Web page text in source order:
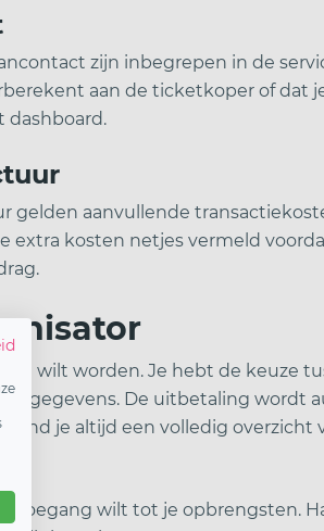
zijn inbegrepen in de
aan de ticketkoper of dat
dashboard.
gelden aanvullende
extra kosten netjes vermeld
wilt worden. Je hebt de keuze
De uitbetaling wordt
vind je altijd een volledig overzicht
toegang wilt tot je opbrengsten.